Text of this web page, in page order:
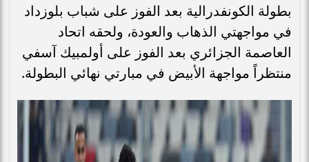
بطولة الكونفدرالية بعد الفوز على شباب بلوزداد
في مواجهتي الذهاب والعودة، ولحقه اتحاد
العاصمة الجزائري بعد الفوز على أولمبيك آسفي
منتظراً مواجهة الأبيض في مبارتي نهائي البطولة.